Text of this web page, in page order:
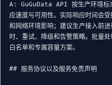
A: GuGuData API 按生产环境标
应速度与可用性。实际响应时间会
和网络环境影响；建议生产接入前
时、重试、降级和告警策略。批量
白名单和专属容量方案。
## 服务协议以及服务免责声明